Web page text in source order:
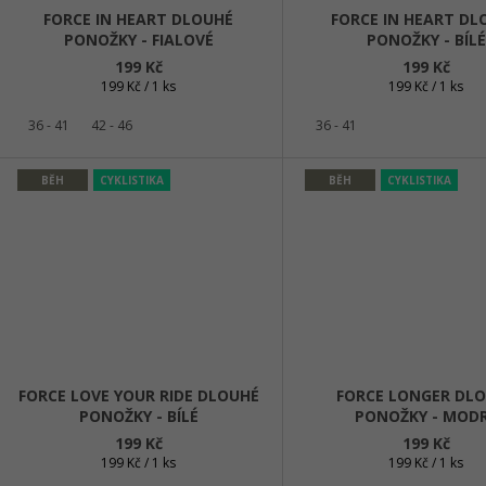
FORCE IN HEART DLOUHÉ
PONOŽKY - FIALOVÉ
199 Kč
Měrná
199 Kč / 1 ks
36 - 41 42 - 46
FORCE IN HEART
PONOŽKY - BÍLÉ
199 Kč
Měrná
199 Kč / 1 ks
36 - 41
BĚH CYKLISTIKA
FORCE LOVE YOUR RIDE DLOUHÉ
PONOŽKY - BÍLÉ
199 Kč
Měrná
199 Kč / 1 ks
BĚH CYKLISTIKA
FORCE LONGER
PONOŽKY -
199 Kč
Měrná
199 Kč / 1 ks